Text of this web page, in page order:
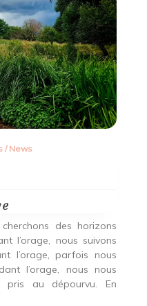
/ News
des horizons
l’orage, nous suivons
l’orage, parfois nous
l’orage, nous nous
au dépourvu. En